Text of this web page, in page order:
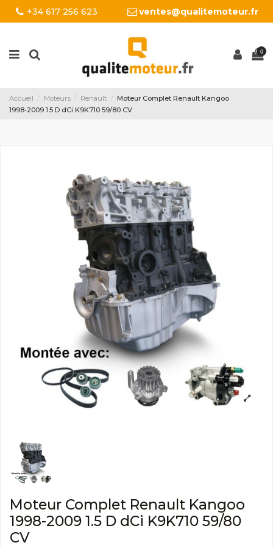
+34 617 256 623 ventes@qualitemoteur.fr
0
Accueil Moteurs Renault
Moteur Complet Renault Kangoo
1998-2009 1.5 D dCi K9K710 59/80 CV
Moteur Complet Renault Kangoo
1998-2009 1.5 D dCi K9K710 59/80
CV